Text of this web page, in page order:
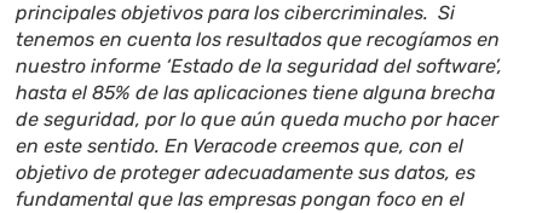
principales objetivos para los cibercriminales. Si
tenemos en cuenta los resultados que recogíamos en
nuestro informe ‘Estado de la seguridad del software’,
hasta el 85% de las aplicaciones tiene alguna brecha
de seguridad, por lo que aún queda mucho por hacer
en este sentido. En Veracode creemos que, con el
objetivo de proteger adecuadamente sus datos, es
fundamental que las empresas pongan foco en el